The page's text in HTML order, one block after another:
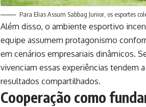
Para Elias Assum Sabbag Junior, os esportes
Além disso, o ambiente esportivo
equipe assumem protagonismo
em cenários empresariais dinâmicos.
vivenciam essas experiências tendem
resultados compartilhados.
Cooperação como